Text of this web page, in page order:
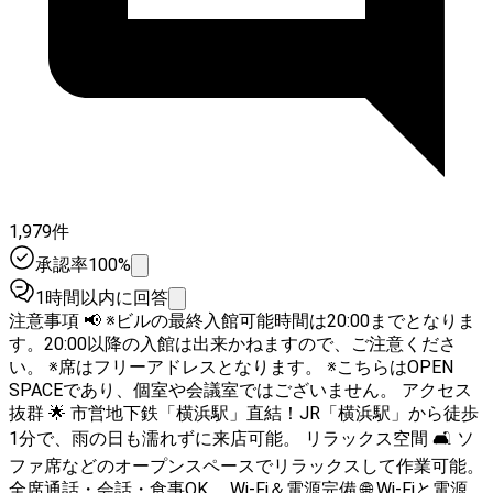
1,979件
承認率100%
1時間以内に回答
注意事項 📢 ※ビルの最終入館可能時間は20:00までとなりま
す。20:00以降の入館は出来かねますので、ご注意くださ
い。 ※席はフリーアドレスとなります。 ※こちらはOPEN
SPACEであり、個室や会議室ではございません。 アクセス
抜群 🌟 市営地下鉄「横浜駅」直結！JR「横浜駅」から徒歩
1分で、雨の日も濡れずに来店可能。 リラックス空間 🛋️ ソ
ファ席などのオープンスペースでリラックスして作業可能。